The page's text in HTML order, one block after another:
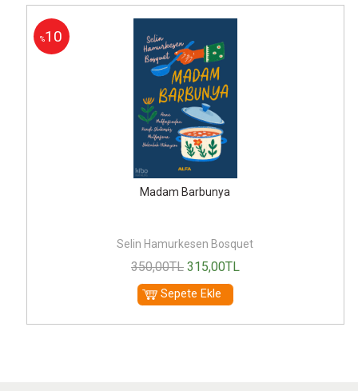
%10
Madam Barbunya
Selin Hamurkesen Bosquet
350,00TL 315,00TL
Sepete Ekle